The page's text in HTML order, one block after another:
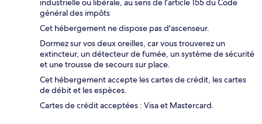
industrielle ou libérale, au sens de l’article 155 du Code
général des impôts
Cet hébergement ne dispose pas d'ascenseur.
Dormez sur vos deux oreilles, car vous trouverez un
extincteur, un détecteur de fumée, un système de sécurité
et une trousse de secours sur place.
Cet hébergement accepte les cartes de crédit, les cartes
de débit et les espèces.
Cartes de crédit acceptées : Visa et Mastercard.